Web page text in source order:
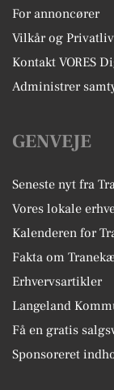
For annoncører
Vilkår og
Kontakt VORES
Administrer
GENVEJE
Seneste nyt fra
Vores lokale
Kalenderen for
Fakta om
Erhvervsartikler
Langeland
Få en gratis
Sponsoreret